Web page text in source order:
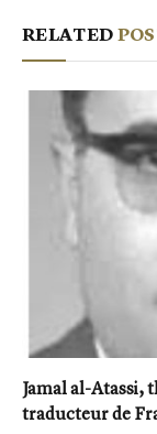
RELATED
Jamal al-Atassi,
traducteur de